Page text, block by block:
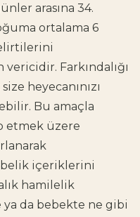
arasına 34.
ortalama 6
Farkındalığı
heyecanınızı
Bu amaçla
etmek üzere
içeriklerini
hamilelik
da bebekte ne gibi